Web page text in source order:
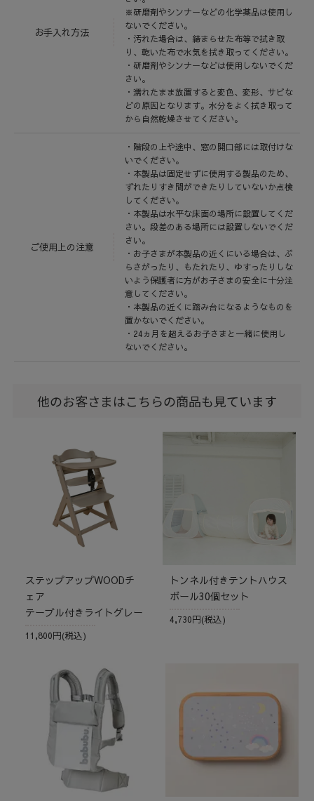
お手入れ方法
※研磨剤やシンナーなどの化学薬品は使用し
ないでください。
・汚れた場合は、締まらせた布等で拭き取
り、乾いた布で水気を拭き取ってください。
・研磨剤やシンナーなどは使用しないでくだ
さい。
・濡れたまま放置すると変色、変形、サビな
どの原因となります。水分をよく拭き取って
から自然乾燥させてください。
ご使用上の注意
・階段の上や途中、窓の開口部には取付けな
いでください。
・本製品は固定せずに使用する製品のため、
ずれたりすき間ができたりしていないか点検
してください。
・本製品は水平な床面の場所に設置してくだ
さい。段差のある場所には設置しないでくだ
さい。
・お子さまが本製品の近くにいる場合は、ぶ
らさがったり、もたれたり、ゆすったりしな
いよう保護者に方がお子さまの安全に十分注
意してください。
・本製品の近くに踏み台になるようなものを
置かないでください。
・24ヵ月を超えるお子さまと一緒に使用し
ないでください。
他のお客さまはこちらの商品も見ています
ステップアップWOODチ
ェア
テーブル付きライトグレー
11,800円(税込)
トンネル付きテントハウス
ボール30個セット
4,730円(税込)